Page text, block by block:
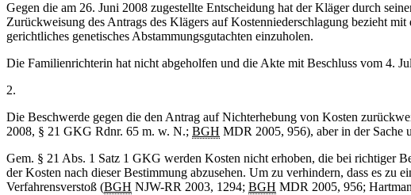
Gegen die am 26. Juni 2008 zugestellte Entscheidung hat der Kläger durch
Zurückweisung des Antrags des Klägers auf Kostenniederschlagung bezieht
gerichtliches genetisches Abstammungsgutachten einzuholen.
Die Familienrichterin hat nicht abgeholfen und die Akte mit Beschluss vom 4.
2.
Die Beschwerde gegen die den Antrag auf Nichterhebung von Kosten
2008, § 21 GKG Rdnr. 65 m. w. N.; BGH MDR 2005, 956), aber in der Sache
Gem. § 21 Abs. 1 Satz 1 GKG werden Kosten nicht erhoben, die bei richtiger
der Kosten nach dieser Bestimmung abzusehen. Um zu verhindern, dass es
Verfahrensverstoß (BGH NJW-RR 2003, 1294; BGH MDR 2005, 956;